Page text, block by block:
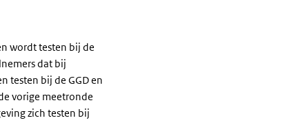
wordt testen bij de
dat bij
testen bij de GGD en
vorige meetronde
zich testen bij